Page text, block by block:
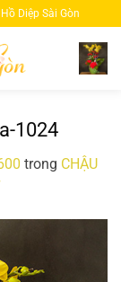
Diệp Sài Gòn
1024
trong CHẬU